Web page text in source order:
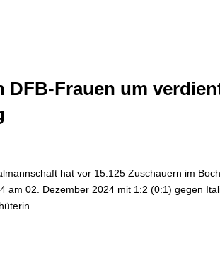
DFB-Frauen um
hat vor 15.125 Zuschauern im
am 02. Dezember 2024 mit 1:2 (0:1) gegen